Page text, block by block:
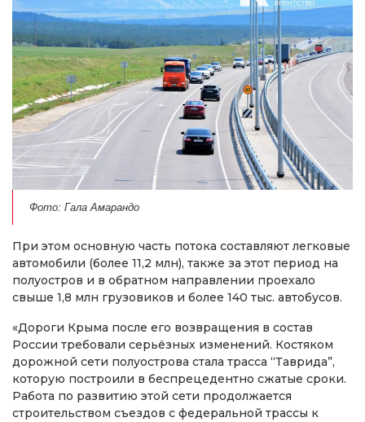
Фото: Гала Амарандо
При этом основную часть потока составляют легковые
автомобили (более 11,2 млн), также за этот период на
полуостров и в обратном направлении проехало
свыше 1,8 млн грузовиков и более 140 тыс. автобусов.
«Дороги Крыма после его возвращения в состав
России требовали серьёзных изменений. Костяком
дорожной сети полуострова стала трасса “Таврида”,
которую построили в беспрецедентно сжатые сроки.
Работа по развитию этой сети продолжается
строительством съездов с федеральной трассы к